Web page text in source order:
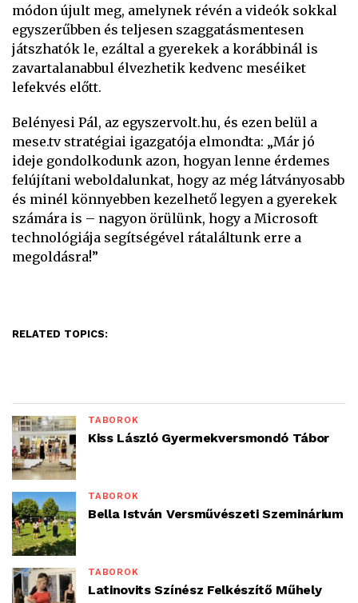
módon újult meg, amelynek révén a videók sokkal
egyszerűbben és teljesen szaggatásmentesen
játszhatók le, ezáltal a gyerekek a korábbinál is
zavartalanabbul élvezhetik kedvenc meséiket
lefekvés előtt.
Belényesi Pál, az egyszervolt.hu, és ezen belül a
mese.tv stratégiai igazgatója elmondta: „Már jó
ideje gondolkodunk azon, hogyan lenne érdemes
felújítani weboldalunkat, hogy az még látványosabb
és minél könnyebben kezelhető legyen a gyerekek
számára is – nagyon örülünk, hogy a Microsoft
technológiája segítségével rátaláltunk erre a
megoldásra!”
RELATED TOPICS:
TÁBOROK
Kiss László Gyermekversmondó Tábor
TÁBOROK
Bella István Versművészeti Szeminárium
TÁBOROK
Latinovits Színész Felkészítő Műhely